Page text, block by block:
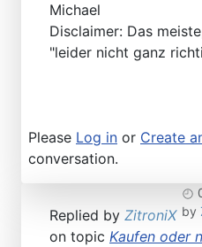
Michael
Disclaimer: Das
"leider nicht ganz
Please Log in or Create
conversation.
by
Replied by ZitroniX
on topic Kaufen oder